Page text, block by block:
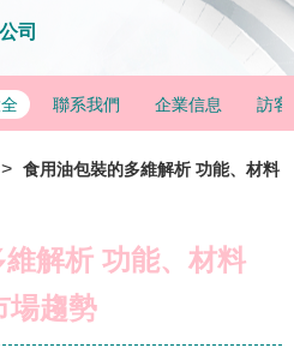
司
聯系我們 企業信息 訪客
> 食用油包裝的多維解析 功能、材料
解析 功能、材料
場趨勢